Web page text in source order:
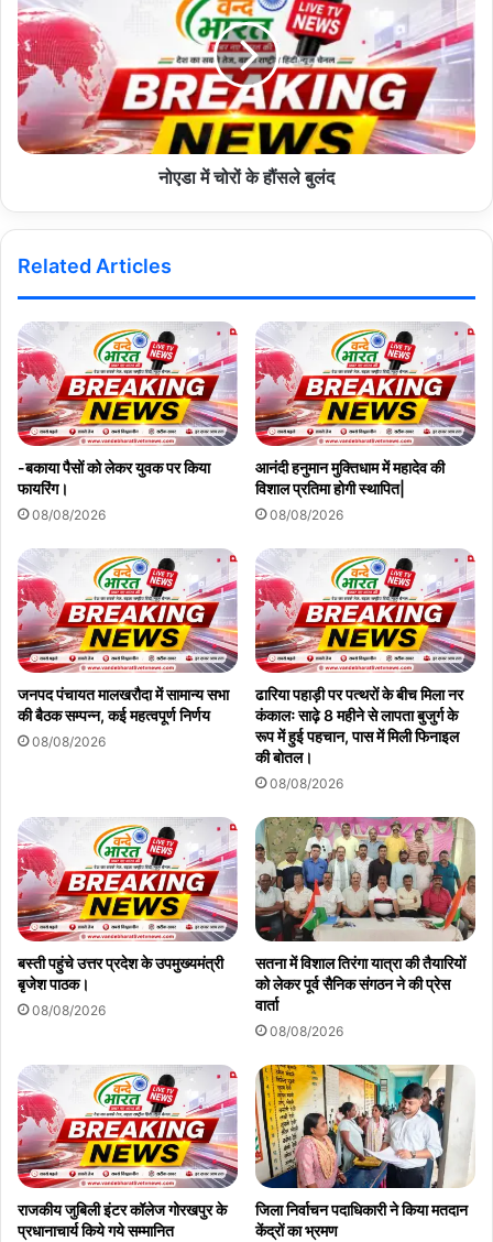
नोएडा में चोरों के हौंसले बुलंद
Related Articles
-बकाया पैसों को लेकर युवक पर किया
फायरिंग।
08/08/2026
आनंदी हनुमान मुक्तिधाम में महादेव की
विशाल प्रतिमा होगी स्थापित|
08/08/2026
जनपद पंचायत मालखरौदा में सामान्य सभा
की बैठक सम्पन्न, कई महत्वपूर्ण निर्णय
08/08/2026
ढारिया पहाड़ी पर पत्थरों के बीच मिला नर
कंकालः साढ़े 8 महीने से लापता बुजुर्ग के
रूप में हुई पहचान, पास में मिली फिनाइल
की बोतल।
08/08/2026
बस्ती पहुंचे उत्तर प्रदेश के उपमुख्यमंत्री
बृजेश पाठक।
08/08/2026
सतना में विशाल तिरंगा यात्रा की तैयारियों
को लेकर पूर्व सैनिक संगठन ने की प्रेस
वार्ता
08/08/2026
राजकीय जुबिली इंटर कॉलेज गोरखपुर के
प्रधानाचार्य किये गये सम्मानित
जिला निर्वाचन पदाधिकारी ने किया मतदान
केंद्रों का भ्रमण